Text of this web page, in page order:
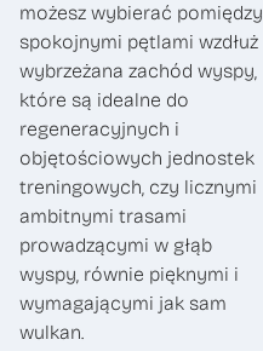
możesz wybierać pomiędzy
spokojnymi pętlami wzdłuż
wybrzeżana zachód wyspy,
które są idealne do
regeneracyjnych i
objętościowych jednostek
treningowych, czy licznymi
ambitnymi trasami
prowadzącymi w głąb
wyspy, równie pięknymi i
wymagającymi jak sam
wulkan.